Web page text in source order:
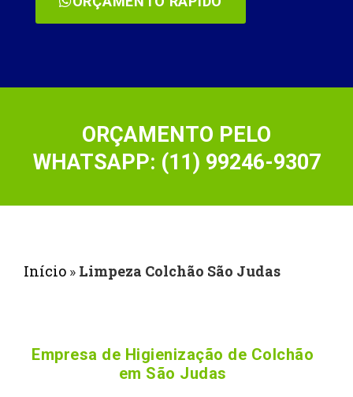
ORÇAMENTO PELO
WHATSAPP: (11) 99246-9307
Início » Limpeza Colchão São Judas
Empresa de Higienização de Colchão
em São Judas